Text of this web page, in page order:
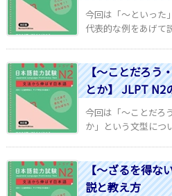
今回は「～といった
代表的な例をあげて
【～ことだろう
とか】 JLPT N2
今回は「～ことだろ
か」という文型につ
【～ざるを得な
説と教え方